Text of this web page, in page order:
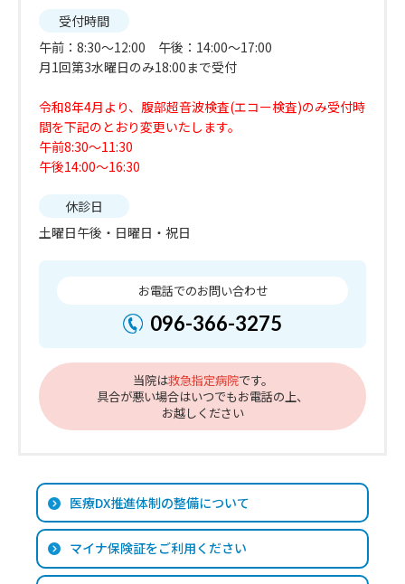
受付時間
午前：8:30～12:00 午後：14:00〜17:00
月1回第3水曜日のみ18:00まで受付
令和8年4月より、腹部超音波検査(エコー検査)のみ受付時
間を下記のとおり変更いたします。
午前8:30～11:30
午後14:00～16:30
休診日
土曜日午後・日曜日・祝日
お電話でのお問い合わせ
096-366-3275
当院は救急指定病院です。
具合が悪い場合はいつでもお電話の上、
お越しください
医療DX推進体制の整備について
マイナ保険証をご利用ください